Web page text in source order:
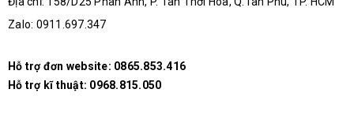
Zalo: 0911.697.347
Hỗ trợ đơn website: 0865.853.416
Hỗ trợ kĩ thuật: 0968.815.050